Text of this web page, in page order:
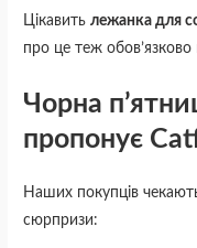
Цікавитьлежанка для
про це теж обов’язково
Чорна
пропонує
Наших покупців
сюрпризи: